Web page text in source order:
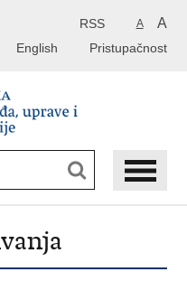
A A
RSS
Pristupačnost
English